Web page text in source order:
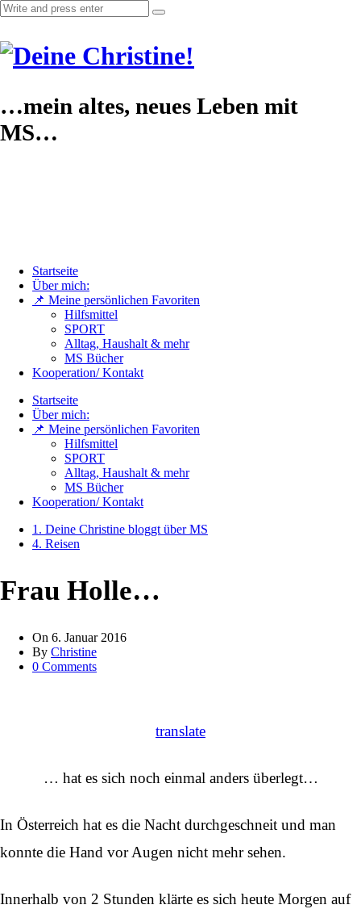
…mein altes, neues Leben mit
MS…
Startseite
Über mich:
📌 Meine persönlichen Favoriten
Hilfsmittel
SPORT
Alltag, Haushalt & mehr
MS Bücher
Kooperation/ Kontakt
Startseite
Über mich:
📌 Meine persönlichen Favoriten
Hilfsmittel
SPORT
Alltag, Haushalt & mehr
MS Bücher
Kooperation/ Kontakt
1. Deine Christine bloggt über MS
4. Reisen
Frau Holle…
On 6. Januar 2016
By Christine
0 Comments
translate
… hat es sich noch einmal anders überlegt…
In Österreich hat es die Nacht durchgeschneit und man
konnte die Hand vor Augen nicht mehr sehen.
Innerhalb von 2 Stunden klärte es sich heute Morgen auf